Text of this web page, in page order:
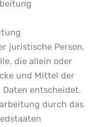
juristische Person,
die allein oder
und Mittel der
entscheidet.
durch das